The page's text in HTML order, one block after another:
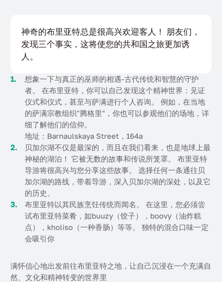
想象一下与真正的巫师的相遇-古代传统和智慧的守护
者。 在布里亚特，你可以自己发现这个精神世界：见证
仪式和仪式，甚至与萨满进行个人咨询。 例如，在当地
的萨满宗教组织"腾格里"，你也可以参观他们的场地，详
细了解他们的信仰。
地址：Barnaulskaya Street，164a
贝加尔湖不仅是最深的，而且在我们看来，也是地球上最
神秘的湖泊！ 它被无数的故事和传说所笼罩。 布里亚特
导游将很高兴与您分享这些故事。 选择任何一条通往贝
加尔湖的路线，带着导游，深入贝加尔湖的深处，以及它
的历史。
布里亚特以其民族烹饪传统而闻名。 在这里，您必须尝
试布里亚特菜肴，如buuzy（饺子），boovy（油炸糕
点），kholiso（一种香肠）等等。 独特的混合口味一定
会吸引你
满怀信心地出发前往布里亚特之地，让自己沉浸在一个充满自
然、文化和精神转变的世界里
神奇的布里亚特总是很高兴欢迎客人！ 朋友们，
发现三个事实，这将使您的共和国之旅更加诱
人。